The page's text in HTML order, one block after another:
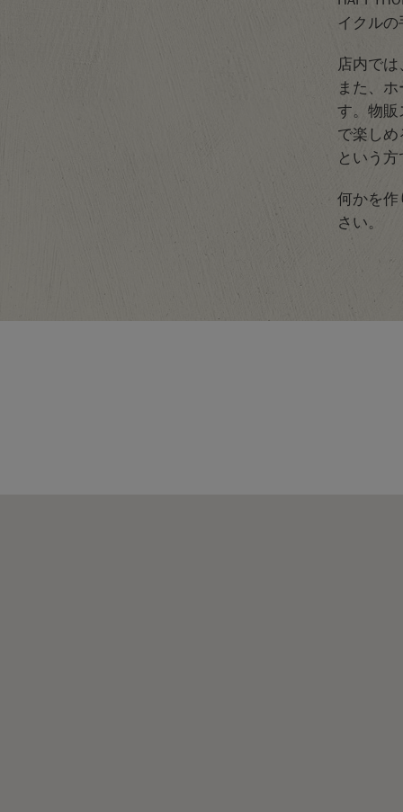
イクル
店内で
また、
す。物販
で楽し
という
何かを作
さい。